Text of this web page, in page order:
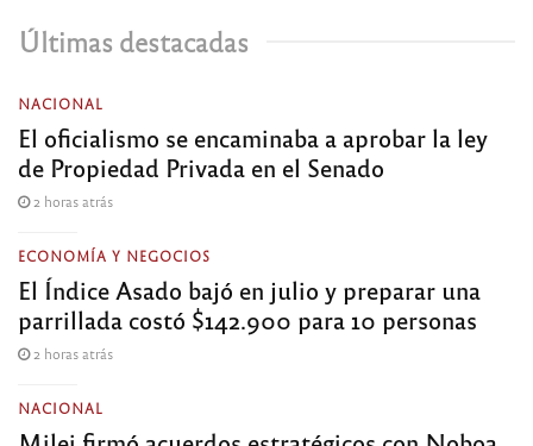
Últimas destacadas
NACIONAL
El oficialismo se encaminaba a aprobar la ley
de Propiedad Privada en el Senado
2 horas atrás
ECONOMÍA Y NEGOCIOS
El Índice Asado bajó en julio y preparar una
parrillada costó $142.900 para 10 personas
2 horas atrás
NACIONAL